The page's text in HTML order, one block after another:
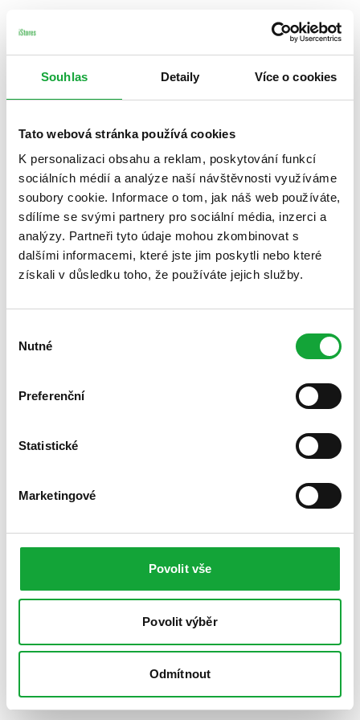
Souhlas Detaily Více o cookies
Tato webová stránka používá cookies
K personalizaci obsahu a reklam, poskytování funkcí
sociálních médií a analýze naší návštěvnosti využíváme
soubory cookie. Informace o tom, jak náš web používáte,
sdílíme se svými partnery pro sociální média, inzerci a
analýzy. Partneři tyto údaje mohou zkombinovat s
dalšími informacemi, které jste jim poskytli nebo které
získali v důsledku toho, že používáte jejich služby.
souhlasu
Nutné
Preferenční
Statistické
Marketingové
Povolit vše
Povolit výběr
Odmítnout